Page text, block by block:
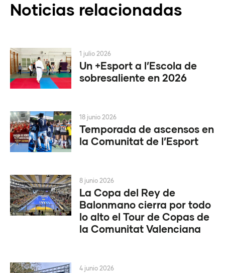
Noticias relacionadas
Un +Esport a l’Escola de
sobresaliente en 2026
1 julio 2026
Temporada de ascensos en
la Comunitat de l’Esport
18 junio 2026
La Copa del Rey de
Balonmano cierra por todo
lo alto el Tour de Copas de
la Comunitat Valenciana
8 junio 2026
4 junio 2026